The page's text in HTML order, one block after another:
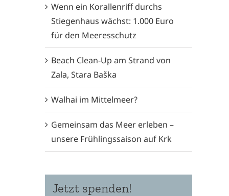
Wenn ein Korallenriff durchs
Stiegenhaus wächst: 1.000 Euro
für den Meeresschutz
Beach Clean-Up am Strand von
Zala, Stara Baška
Walhai im Mittelmeer?
Gemeinsam das Meer erleben –
unsere Frühlingssaison auf Krk
Jetzt spenden!